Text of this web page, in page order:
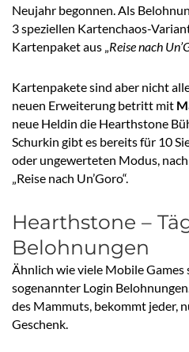
Neujahr begonnen. Als
3 speziellen Kartenchaos-
Kartenpaket aus „ Reise nach
Kartenpakete sind aber nicht
neuen Erweiterung betritt mit
neue Heldin die Hearthstone
Schurkin gibt es bereits für 10
oder ungewerteten Modus,
„Reise nach Un’Goro“.
Hearthstone –
Belohnungen
Ähnlich wie viele Mobile
sogenannter Login
des Mammuts, bekommt jeder,
Geschenk.